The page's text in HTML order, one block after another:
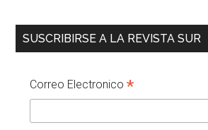
SUSCRIBIRSE A LA REVISTA SUR
Correo Electronico*